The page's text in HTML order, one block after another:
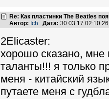
Re: Как пластинки The Beatles
Автор: Ich Дата: 30.03.17
2Elicaster:
хорошо сказано, мне
таланты!!! я только
меня - китайский
путаете меня с